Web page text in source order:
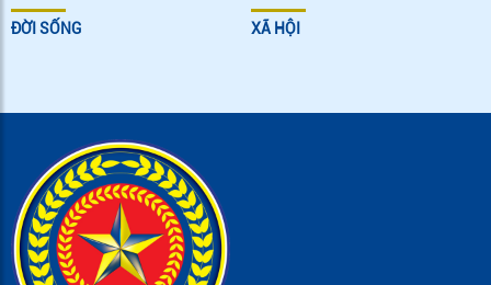
ĐỜI SỐNG XÃ HỘI